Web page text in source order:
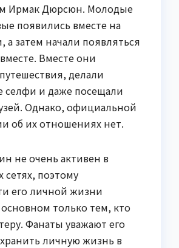
Ирмак Дюрсюн. Молодые
появились вместе на
а затем начали появляться
Вместе они
делали
селфи и даже посещали
Однако, официальной
об их отношениях нет.
не очень активен в
поэтому
его личной жизни
только тем, кто
Фанаты уважают его
личную жизнь в